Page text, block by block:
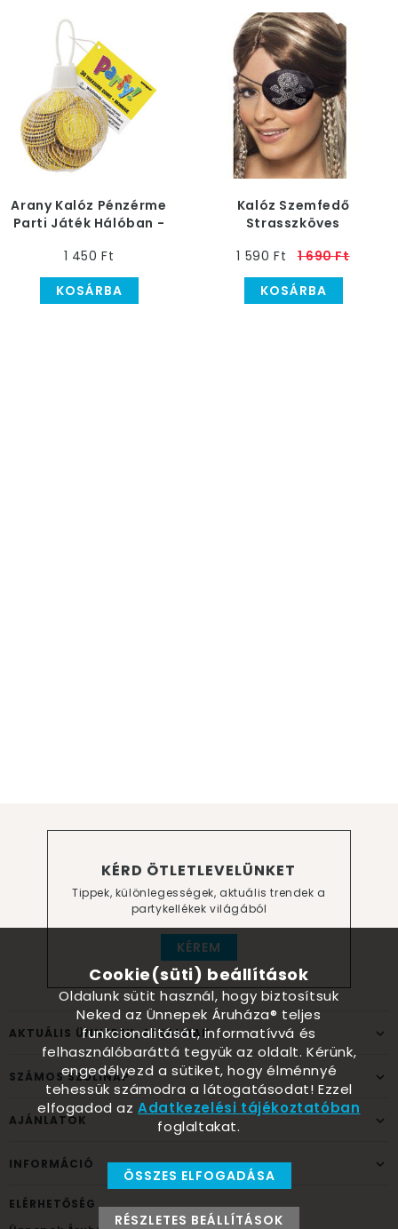
Arany Kalóz Pénzérme
Parti Játék Hálóban -
1 450 Ft
KOSÁRBA
Kalóz Szemfedő
Strasszköves
1 590 Ft
1 690 Ft
KOSÁRBA
KÉRD ÖTLETLEVELÜNKET
Tippek, különlegességek, aktuális trendek a
partykellékek világából
KÉREM
AKTUÁLIS ÜNNEPEK, ALKALMAK
SZÁMOS SZÜLINAP
AJÁNLATOK
INFORMÁCIÓ
ELÉRHETŐSÉG
Cookie(süti) beállítások
Oldalunk sütit használ, hogy biztosítsuk
Neked az Ünnepek Áruháza® teljes
funkcionalitását, informatívvá és
felhasználóbaráttá tegyük az oldalt. Kérünk,
engedélyezd a sütiket, hogy élménnyé
tehessük számodra a látogatásodat! Ezzel
elfogadod azAdatkezelési tájékoztatóban
foglaltakat.
ÖSSZES ELFOGADÁSA
RÉSZLETES BEÁLLÍTÁSOK